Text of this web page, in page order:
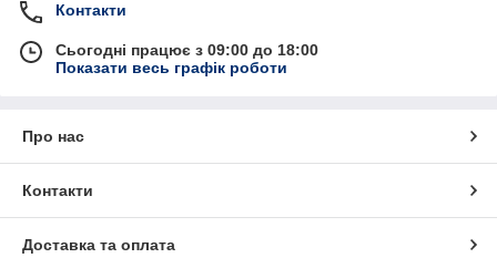
Контакти
Сьогодні працює з 09:00 до 18:00
Показати весь графік роботи
Про нас
Контакти
Доставка та оплата